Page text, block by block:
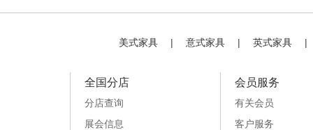
美式家具 | 意式家具 | 英式家具 |
全国分店
分店查询
展会信息
会员服务
有关会员
客户服务